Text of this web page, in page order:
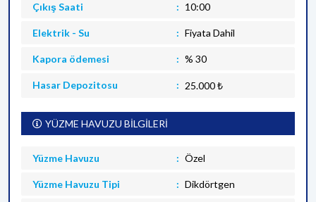
Çıkış Saati 10:00
Elektrik - Su Fiyata Dahil
Kapora ödemesi % 30
Hasar Depozitosu 25.000 ₺
YÜZME HAVUZU BİLGİLERİ
Yüzme Havuzu Özel
Yüzme Havuzu Tipi Dikdörtgen